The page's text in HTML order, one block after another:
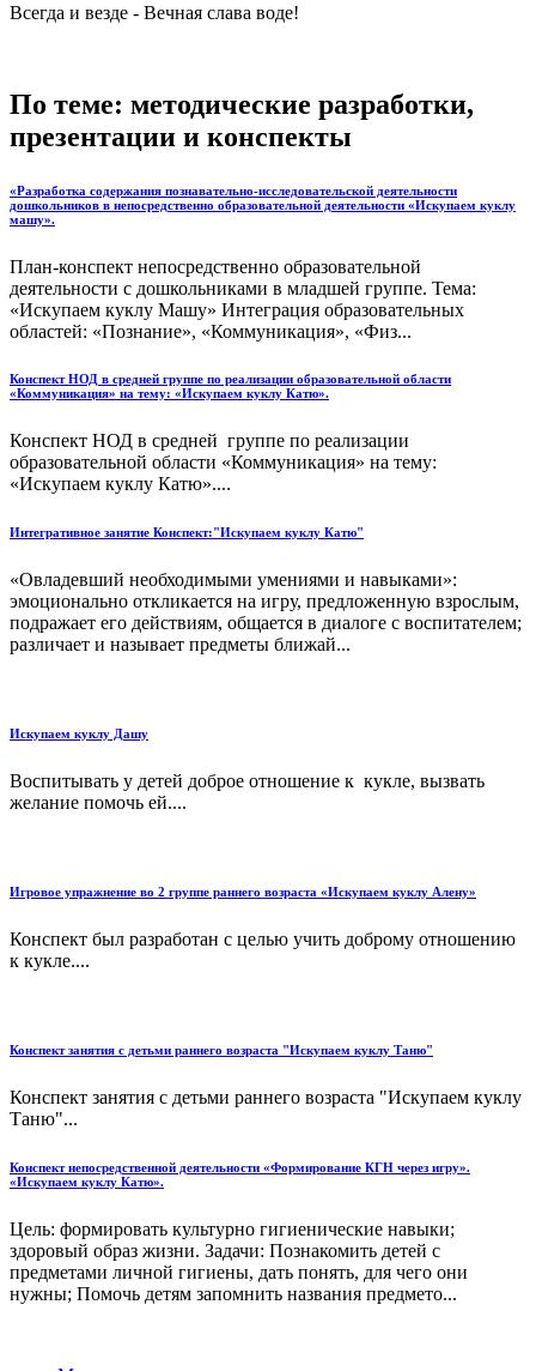
Всегда и везде - Вечная слава воде!
По теме: методические разработки,
презентации и конспекты
«Разработка содержания познавательно-исследовательской деятельности
дошкольников в непосредственно образовательной деятельности «Искупаем куклу
машу».
План-конспект непосредственно образовательной
деятельности с дошкольниками в младшей группе. Тема:
«Искупаем куклу Машу» Интеграция образовательных
областей: «Познание», «Коммуникация», «Физ...
Конспект НОД в средней группе по реализации образовательной области
«Коммуникация» на тему: «Искупаем куклу Катю».
Конспект НОД в средней группе по реализации
образовательной области «Коммуникация» на тему:
«Искупаем куклу Катю»....
Интегративное занятие Конспект:"Искупаем куклу Катю"
«Овладевший необходимыми умениями и навыками»:
эмоционально откликается на игру, предложенную взрослым,
подражает его действиям, общается в диалоге с воспитателем;
различает и называет предметы ближай...
Искупаем куклу Дашу
Воспитывать у детей доброе отношение к кукле, вызвать
желание помочь ей....
Игровое упражнение во 2 группе раннего возраста «Искупаем куклу Алену»
Конспект был разработан с целью учить доброму отношению
к кукле....
Конспект занятия с детьми раннего возраста "Искупаем куклу Таню"
Конспект занятия с детьми раннего возраста "Искупаем куклу
Таню"...
Конспект непосредственной деятельности «Формирование КГН через игру».
«Искупаем куклу Катю».
Цель: формировать культурно гигиенические навыки;
здоровый образ жизни. Задачи: Познакомить детей с
предметами личной гигиены, дать понять, для чего они
нужны; Помочь детям запомнить названия предмето...